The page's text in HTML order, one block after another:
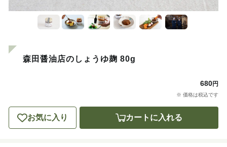
森田醤油店のしょうゆ麹 80g
680円
※ 価格は税込です
お気に入り カートに入れる